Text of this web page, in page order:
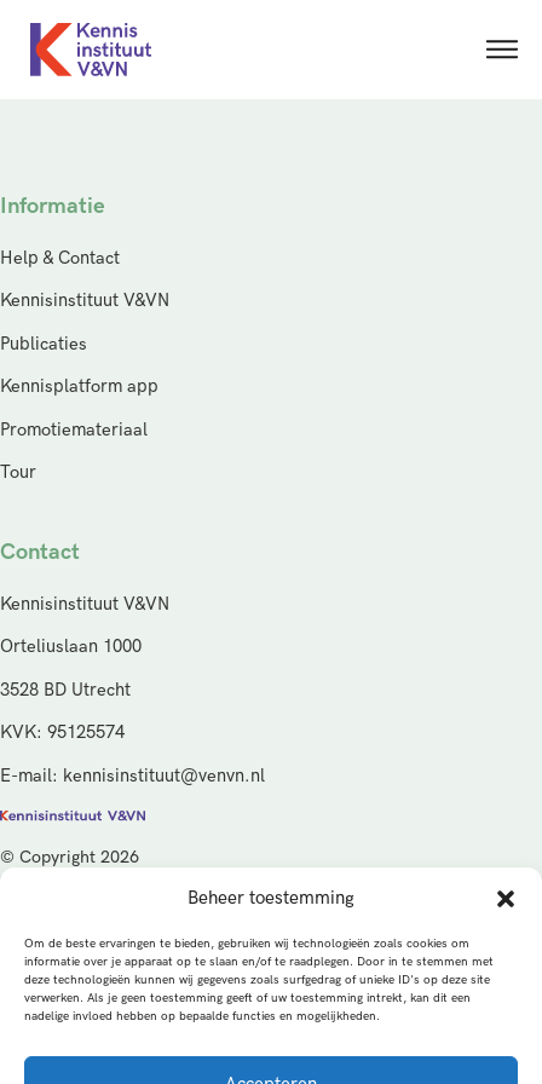
Beheer toestemming
Om de beste ervaringen te bieden, gebruiken wij technologieën zoals cookies om
informatie over je apparaat op te slaan en/of te raadplegen. Door in te stemmen met
deze technologieën kunnen wij gegevens zoals surfgedrag of unieke ID's op deze site
verwerken. Als je geen toestemming geeft of uw toestemming intrekt, kan dit een
nadelige invloed hebben op bepaalde functies en mogelijkheden.
Informatie
Help & Contact
Kennisinstituut V&VN
Publicaties
Kennisplatform app
Promotiemateriaal
Tour
Contact
Kennisinstituut V&VN
Orteliuslaan 1000
3528 BD Utrecht
KVK: 95125574
E-mail: kennisinstituut@venvn.nl
© Copyright 2026
De activiteiten van het Kennisinstituut V&VN worden gefinancierd
vanuit de kwaliteitsgelden van het ministerie van Volksgezondheid,
Welzijn en Sport (VWS), beheerd door ZonMw.
PrivacybeleidCookiesAlgemene voorwaarden